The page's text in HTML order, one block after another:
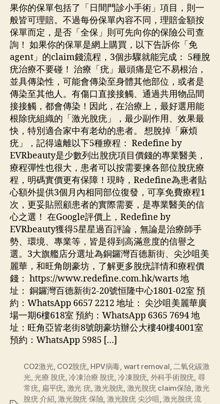
果你的保單包括了「日間門診小手術」項目，則一
般皆可理賠。不過每份保單內容不同，理賠金額按
保單而定，是否「全保」則可先向你的保險公司查
詢！ 如果你的保單是網上購買，以下告訴你「免
agent」的claim錢流程，3個步驟就能完成： 5種脫
疣治療不要碰！ 治療「疣」最頭痛是它不易根治，
並具傳染性，可能會傳染至身體其他部位，或者是
傳染至其他人。有傷口直接接觸、通過共用物品間
接接觸，都會傳染！因此，在治療上，最好選用能
根除疣組織的「激光脫疣」，最少副作用、效果最
快，特別適合家中有老幼的患者。 想脫掉「麻煩
疣」，記得遠離以下5種療程： Redefine by
EVRbeauty是少數列出脫疣項目價錢的專業醫美，
療程彈性也很大，患者可以按需要揀各部位脫疣療
程，明碼實價更有保障！現時，Redefine為患者貼
心額外提供3個月內相同部位復發，可享免費療程1
次，更妥貼照顧患者的實際需要，是專業醫美的信
心之選！ 在Google評價上，Redefine by
EVRbeauty獲得5星星過百評論，無論是治療師手
勢、環境、專業等，皆是得到高滿意度的信譽之
選。3大旗艦店分選址為銅鑼灣百德新街、尖沙咀美
麗華，和旺角朗豪坊，了解更多脫疣詳情和療程價
錢： https://www.redefine.com.hk/warts 地
址： 銅鑼灣百德新街2-20號恒隆中心1801-02室 預
約：WhatsApp 6657 2212 地址： 尖沙咀美麗華廣
場一期6樓618室 預約：WhatsApp 6365 7694 地
址：旺角亞皆老街8號朗豪坊辦公大樓40樓4001室
預約：WhatsApp 5985 […]
CO2激光, CO2脫疣, HPV病毒, wart removal,二氧化碳激
光,光療 脫疣,冷凍治療 脫疣,冷凍脫疣, 外科手術脫疣, 尋
常疣, 扁平疣, 激光 疣,激光脫疣, 激光脫疣 claim保險,激光
脫疣 介紹,激光脫疣 保險, 激光脫疣 尖沙咀,激光脫疣 流